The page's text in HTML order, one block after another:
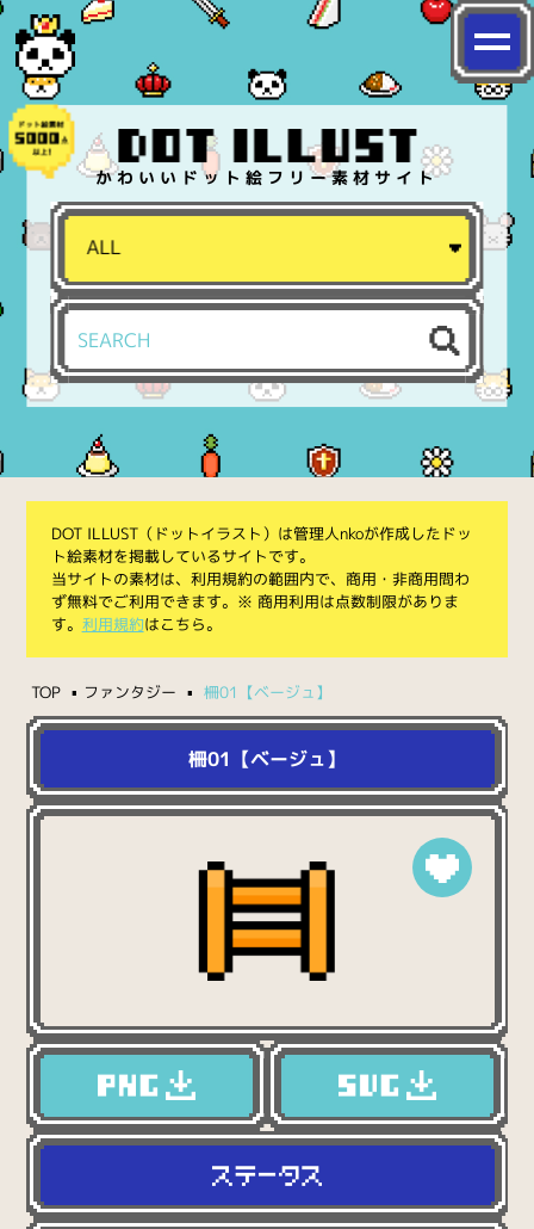
かわいいドット絵フリー素材サイト
DOT ILLUST（ドットイラスト）は管理人nkoが作成したドッ
ト絵素材を掲載しているサイトです。
当サイトの素材は、利用規約の範囲内で、商用・非商用問わ
ず無料でご利用できます。※ 商用利用は点数制限がありま
す。 利用規約はこちら。
TOP ファンタジー 柵01【ベージュ】
柵01【ベージュ】